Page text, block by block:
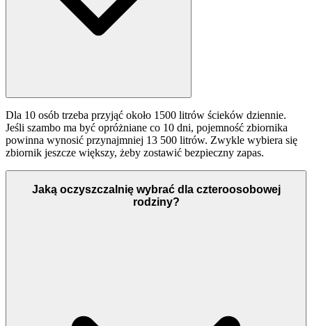
Dla 10 osób trzeba przyjąć około 1500 litrów ścieków dziennie.
Jeśli szambo ma być opróżniane co 10 dni, pojemność zbiornika
powinna wynosić przynajmniej 13 500 litrów. Zwykle wybiera się
zbiornik jeszcze większy, żeby zostawić bezpieczny zapas.
Jaką oczyszczalnię wybrać dla czteroosobowej
rodziny?